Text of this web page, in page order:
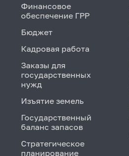
Финансовое
обеспечение ГРР
Бюджет
Кадровая работа
Заказы для
государственных
нужд
Изъятие земель
Государственный
баланс запасов
Стратегическое
планирование